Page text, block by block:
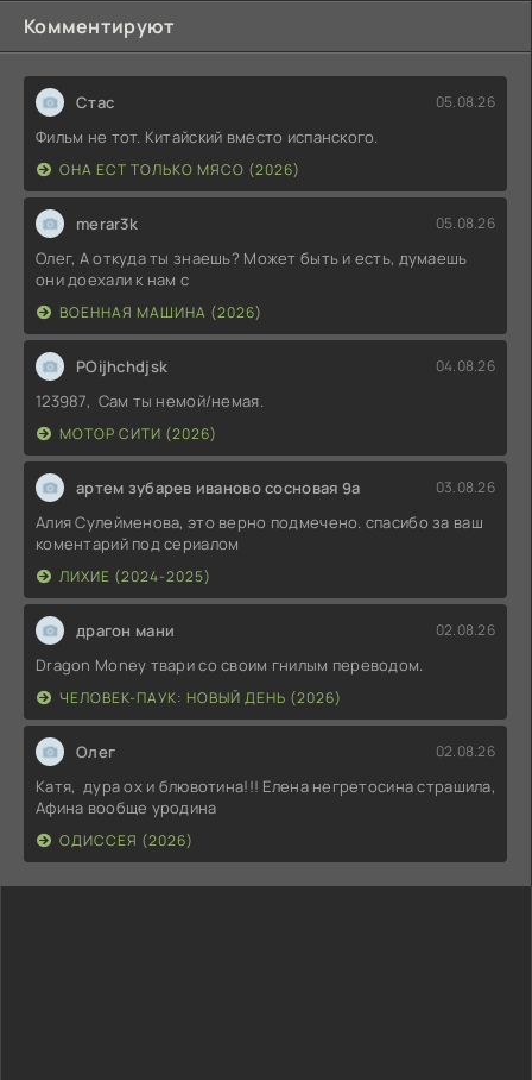
Комментируют
Стас 05.08.26
Фильм не тот. Китайский вместо испанского.
ОНА ЕСТ ТОЛЬКО МЯСО (2026)
merar3k 05.08.26
Олег, А откуда ты знаешь? Может быть и есть, думаешь
они доехали к нам с
ВОЕННАЯ МАШИНА (2026)
POijhchdjsk 04.08.26
123987, Сам ты немой/немая.
МОТОР СИТИ (2026)
артем зубарев иваново сосновая 9а 03.08.26
Алия Сулейменова, это верно подмечено. спасибо за ваш
коментарий под сериалом
ЛИХИЕ (2024-2025)
драгон мани 02.08.26
Dragon Money твари со своим гнилым переводом.
ЧЕЛОВЕК-ПАУК: НОВЫЙ ДЕНЬ (2026)
Олег 02.08.26
Катя, дура ох и блювотина!!! Елена негретосина страшила,
Афина вообще уродина
ОДИССЕЯ (2026)